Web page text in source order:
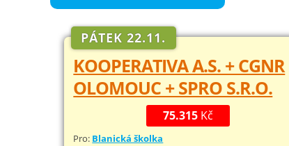
PÁTEK 22.11.
KOOPERATIVA A.S. + CGNR
OLOMOUC + SPRO S.R.O.
75.315 Kč
Pro: Blanická školka